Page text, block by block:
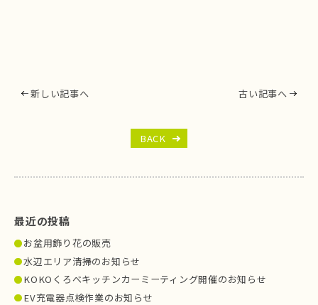
新しい記事へ 古い記事へ
BACK
最近の投稿
お盆用飾り花の販売
水辺エリア清掃のお知らせ
KOKOくろべキッチンカーミーティング開催のお知らせ
EV充電器点検作業のお知らせ